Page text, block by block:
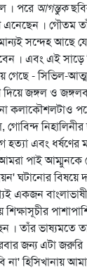
। পরেআগন্তুক
এনেছেন । গৌতম
সন্দেহ আছে
। এবং এই
- সিভিল-
জঙ্গল ও
কলাকৌশলটাও
নিহালিনীর
হত্যা এবং
পাই আম্মুনকে
ঘটানোর
একজন
শিক্ষাসূচীর
। তাঁর ভাষ্যমতে
জন্য এটা জরুরি
না' হিসিখানায়